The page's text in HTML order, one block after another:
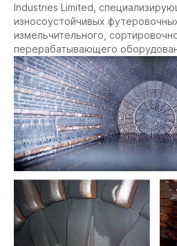
Industries Limited,
износоустойчивых
измельчительного,
перерабатывающего